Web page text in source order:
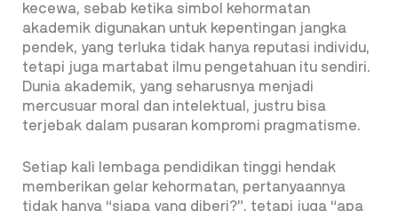
kecewa, sebab ketika simbol kehormatan
akademik digunakan untuk kepentingan jangka
pendek, yang terluka tidak hanya reputasi individu,
tetapi juga martabat ilmu pengetahuan itu sendiri.
Dunia akademik, yang seharusnya menjadi
mercusuar moral dan intelektual, justru bisa
terjebak dalam pusaran kompromi pragmatisme.
Setiap kali lembaga pendidikan tinggi hendak
memberikan gelar kehormatan, pertanyaannya
tidak hanya “siapa yang diberi?”, tetapi juga “apa